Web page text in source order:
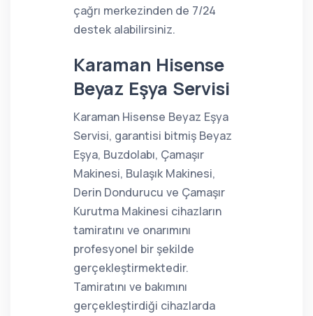
çağrı merkezinden de 7/24
destek alabilirsiniz.
Karaman Hisense
Beyaz Eşya Servisi
Karaman Hisense Beyaz Eşya
Servisi, garantisi bitmiş Beyaz
Eşya, Buzdolabı, Çamaşır
Makinesi, Bulaşık Makinesi,
Derin Dondurucu ve Çamaşır
Kurutma Makinesi cihazların
tamiratını ve onarımını
profesyonel bir şekilde
gerçekleştirmektedir.
Tamiratını ve bakımını
gerçekleştirdiği cihazlarda